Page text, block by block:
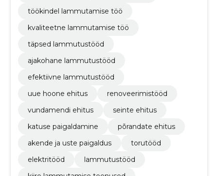
töökindel lammutamise töö
kvaliteetne lammutamise töö
täpsed lammutustööd
ajakohane lammutustööd
efektiivne lammutustööd
uue hoone ehitus
renoveerimistööd
vundamendi ehitus
seinte ehitus
katuse paigaldamine
põrandate ehitus
akende ja uste paigaldus
torutööd
elektritööd
lammutustööd